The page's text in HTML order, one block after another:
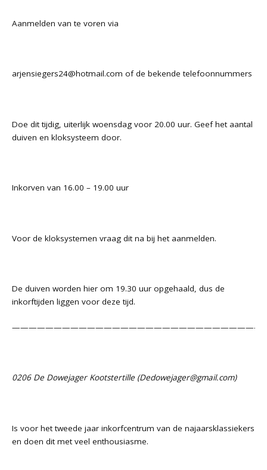
Aanmelden van te voren via
arjensiegers24@hotmail.com of de bekende telefoonnummers
Doe dit tijdig, uiterlijk woensdag voor 20.00 uur. Geef het aantal
duiven en kloksysteem door.
Inkorven van 16.00 – 19.00 uur
Voor de kloksystemen vraag dit na bij het aanmelden.
De duiven worden hier om 19.30 uur opgehaald, dus de
inkorftijden liggen voor deze tijd.
0206 De Dowejager Kootstertille (Dedowejager@gmail.com)
Is voor het tweede jaar inkorfcentrum van de najaarsklassiekers
en doen dit met veel enthousiasme.